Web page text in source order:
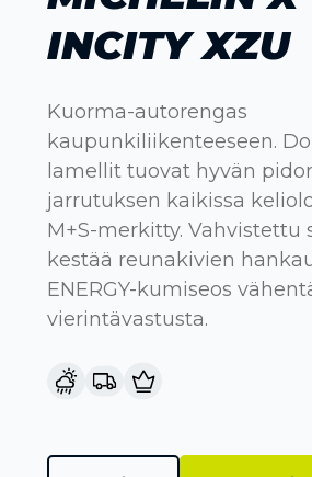
INCITY XZU
Kuorma-autorengas
kaupunkiliikenteeseen.
lamellit tuovat hyvän
jarrutuksen kaikissa
M+S-merkitty. Vahvistettu
kestää reunakivien
ENERGY-kumiseos
vierintävastusta.